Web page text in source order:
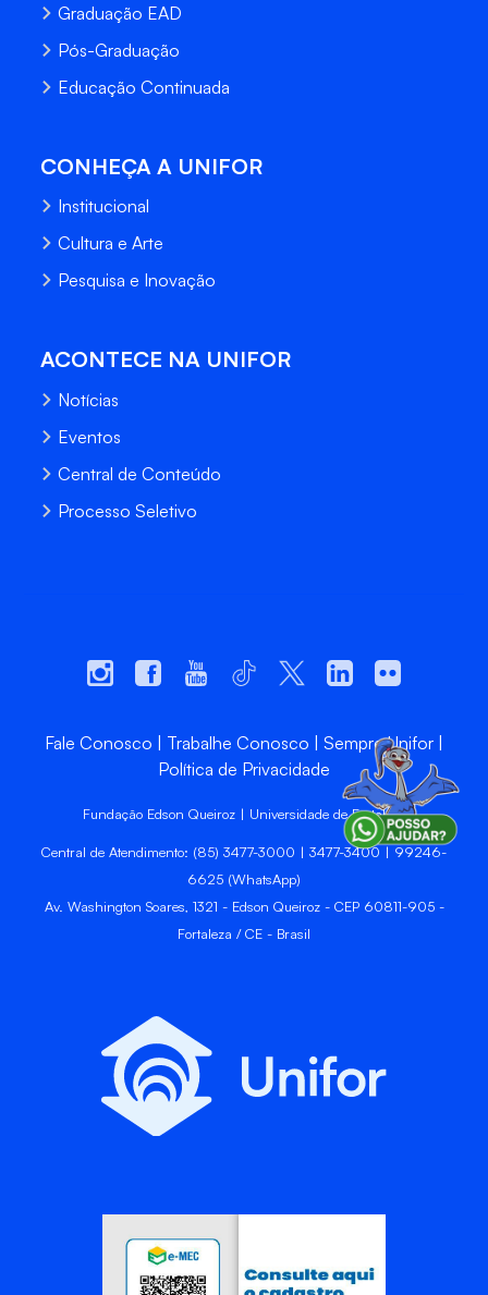
Graduação EAD
Pós-Graduação
Educação Continuada
CONHEÇA A UNIFOR
Institucional
Cultura e Arte
Pesquisa e Inovação
ACONTECE NA UNIFOR
Notícias
Eventos
Central de Conteúdo
Processo Seletivo
Fale Conosco Trabalhe Conosco
Sempre Unifor
Política de Privacidade
Fundação Edson Queiroz | Universidade de Fortaleza
Central de Atendimento: (85) 3477-3000 | 3477-3400 | 99246-
6625 (WhatsApp)
Av. Washington Soares, 1321 - Edson Queiroz - CEP 60811-905 -
Fortaleza / CE - Brasil